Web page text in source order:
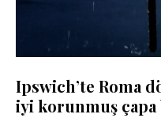
Ipswich’te Roma
iyi korunmuş